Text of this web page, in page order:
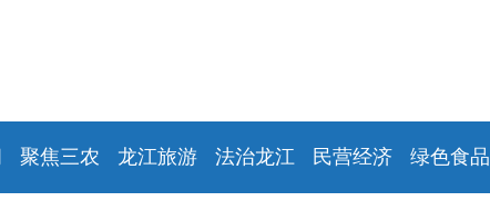
聚焦三农 龙江旅游 法治龙江 民营经济 绿色食品